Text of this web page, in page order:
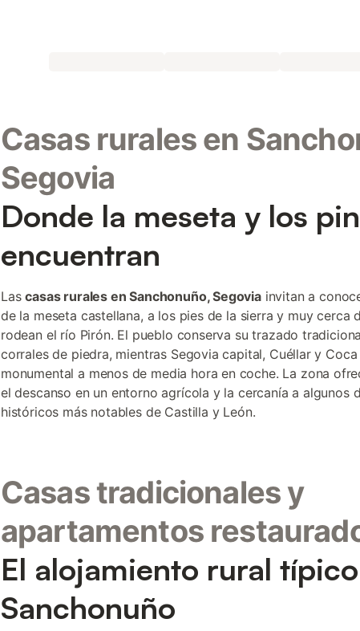
Casas rurales en
Segovia
Donde la meseta y los
encuentran
Lascasas rurales en Sanchonuño, Segoviainvitan a
de la meseta castellana, a los pies de la sierra y muy cerca
rodean el río Pirón. El pueblo conserva su trazado
corrales de piedra, mientras Segovia capital, Cuéllar y
monumental a menos de media hora en coche. La zona
el descanso en un entorno agrícola y la cercanía a algunos
históricos más notables de Castilla y León.
Casas tradicionales y
apartamentos
El alojamiento rural
Sanchonuño